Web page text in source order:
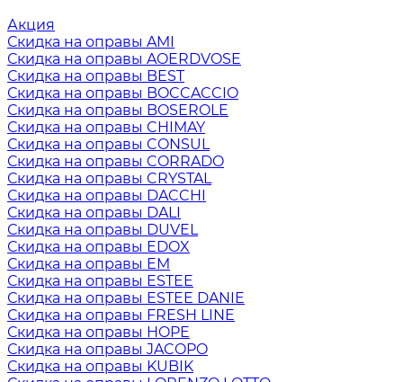
Акция
Скидка на оправы AMI
Скидка на оправы AOERDVOSE
Скидка на оправы BEST
Скидка на оправы BOCCACCIO
Скидка на оправы BOSEROLE
Скидка на оправы CHIMAY
Скидка на оправы CONSUL
Скидка на оправы CORRADO
Скидка на оправы CRYSTAL
Скидка на оправы DACCHI
Скидка на оправы DALI
Скидка на оправы DUVEL
Скидка на оправы EDOX
Скидка на оправы EM
Скидка на оправы ESTEE
Скидка на оправы ESTEE DANIE
Скидка на оправы FRESH LINE
Скидка на оправы HOPE
Скидка на оправы JACOPO
Скидка на оправы KUBIK